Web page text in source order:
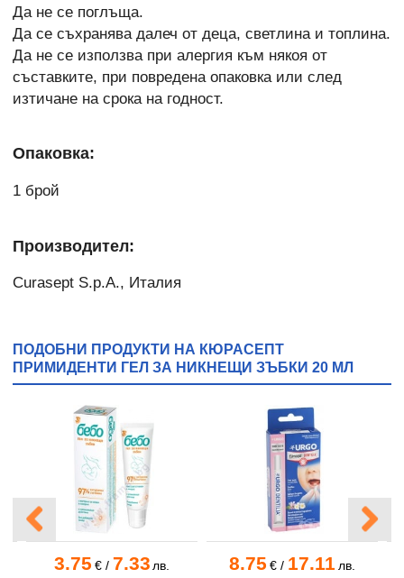
Да не се поглъща.
Да се съхранява далеч от деца, светлина и топлина.
Да не се използва при алергия към някоя от
съставките, при повредена опаковка или след
изтичане на срока на годност.
Опаковка:
1 брой
Производител:
Curasept S.p.A., Италия
ПОДОБНИ ПРОДУКТИ НА КЮРАСЕПТ
ПРИМИДЕНТИ ГЕЛ ЗА НИКНЕЩИ ЗЪБКИ 20 МЛ
3.75 €/ 7.33 лв. 8.75 € / 17.11 лв.